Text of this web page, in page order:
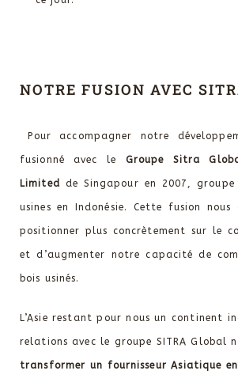
NOTRE FUSION AVEC
Pour accompagner notre
fusionné avec le Groupe Sitra
Limited de Singapour en 2007,
usines en Indonésie. Cette fusion
positionner plus concrètement sur le
et d’augmenter notre capacité de
bois usinés.
L’Asie restant pour nous un continent
relations avec le groupe SITRA Global
transformer un fournisseur Asiatique